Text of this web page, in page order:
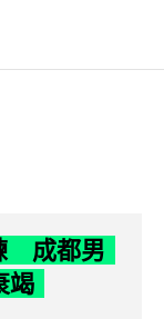
成都男
竭